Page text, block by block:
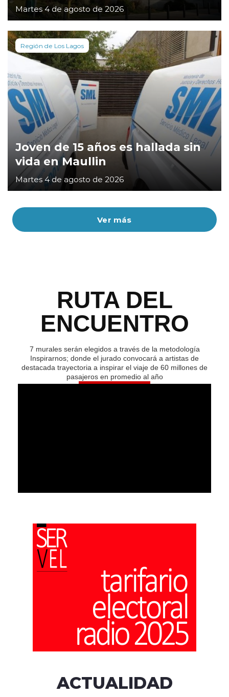
Ver más
Martes 4 de agosto de 2026
Región de Los Lagos
Joven de 15 años es hallada sin
vida en Maullin
Martes 4 de agosto de 2026
RUTA DEL
ENCUENTRO
7 murales serán elegidos a través de la metodología
Inspirarnos; donde el jurado convocará a artistas de
destacada trayectoria a inspirar el viaje de 60 millones de
pasajeros en promedio al año
ACTUALIDAD